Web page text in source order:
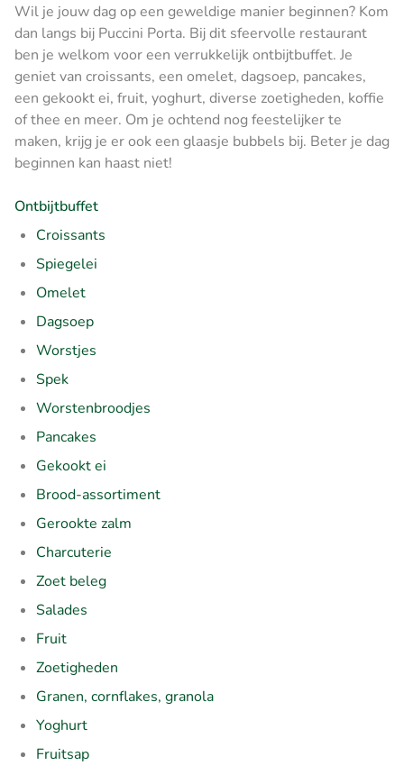
Wil je jouw dag op een geweldige manier beginnen? Kom
dan langs bij Puccini Porta. Bij dit sfeervolle restaurant
ben je welkom voor een verrukkelijk ontbijtbuffet. Je
geniet van croissants, een omelet, dagsoep, pancakes,
een gekookt ei, fruit, yoghurt, diverse zoetigheden, koffie
of thee en meer. Om je ochtend nog feestelijker te
maken, krijg je er ook een glaasje bubbels bij. Beter je dag
beginnen kan haast niet!
Ontbijtbuffet
Croissants
Spiegelei
Omelet
Dagsoep
Worstjes
Spek
Worstenbroodjes
Pancakes
Gekookt ei
Brood-assortiment
Gerookte zalm
Charcuterie
Zoet beleg
Salades
Fruit
Zoetigheden
Granen, cornflakes, granola
Yoghurt
Fruitsap